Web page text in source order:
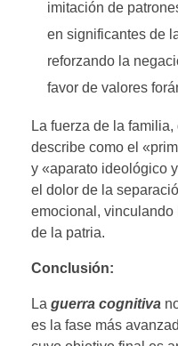
imitación de
en significantes de
reforzando la
favor de valores
La fuerza de la
describe como el
y «aparato ideológico
el dolor de la
emocional,
de la patria.
Conclusión:
La guerra cognitiva
es la fase más